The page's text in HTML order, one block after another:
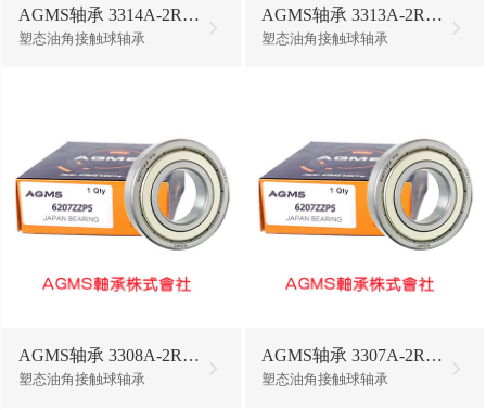
AGMS轴承 3314A-2RS1/W64
塑态油角接触球轴承
AGMS轴承 3313A-2RS1/W64
塑态油角接触球轴承
AGMS轴承 3308A-2RS1/W64
塑态油角接触球轴承
AGMS轴承 3307A-2RS1/W64
塑态油角接触球轴承